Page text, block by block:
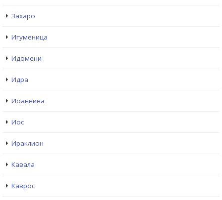
Захаро
Игуменица
Идомени
Идра
Иоаннина
Иос
Ираклион
Кавала
Каврос